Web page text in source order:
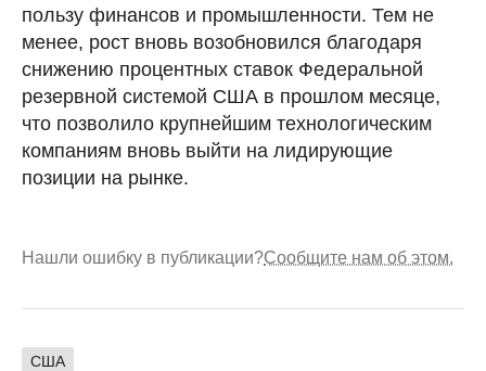
пользу финансов и промышленности. Тем не
менее, рост вновь возобновился благодаря
снижению процентных ставок Федеральной
резервной системой США в прошлом месяце,
что позволило крупнейшим технологическим
компаниям вновь выйти на лидирующие
позиции на рынке.
Нашли ошибку в публикации?Сообщите нам об этом.
США